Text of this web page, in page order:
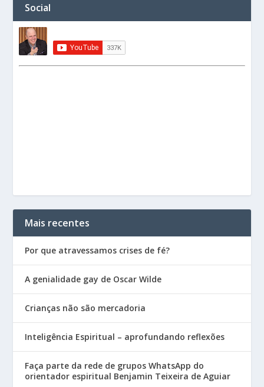
Social
Mais recentes
Por que atravessamos crises de fé?
A genialidade gay de Oscar Wilde
Crianças não são mercadoria
Inteligência Espiritual – aprofundando reflexões
Faça parte da rede de grupos WhatsApp do
orientador espiritual Benjamin Teixeira de Aguiar